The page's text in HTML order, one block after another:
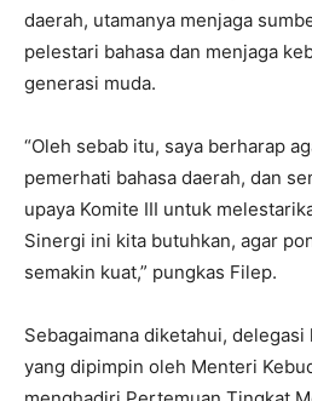
daerah, utamanya menjaga
pelestari bahasa dan menjaga
generasi muda.
“Oleh sebab itu, saya berharap
pemerhati bahasa daerah, dan
upaya Komite III untuk
Sinergi ini kita butuhkan, agar
semakin kuat,” pungkas Filep.
Sebagaimana diketahui,
yang dipimpin oleh Menteri